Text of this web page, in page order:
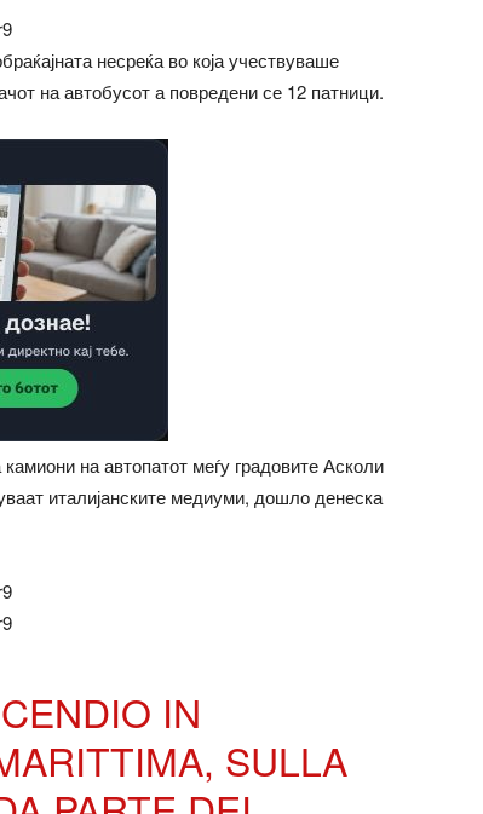
несреќа во која учествуваше
на автобусот а повредени се 12 патници.
на автопатот меѓу градовите Асколи
италијанските медиуми, дошло денеска
IN
SULLA